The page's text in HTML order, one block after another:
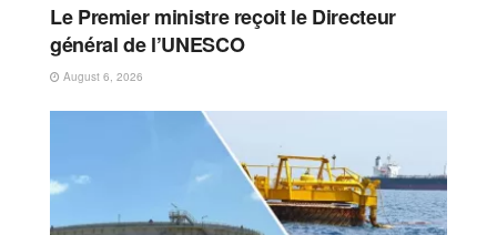
Le Premier ministre reçoit le Directeur
général de l’UNESCO
August 6, 2026